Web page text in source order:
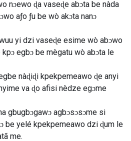
nɔewo ɖa vaseɖe abɔta be nàda
aƒo ƒu be wò akɔta nanɔ
yi dzi vaseɖe esime wò abɔwo
egbɔ be mègatu wò abɔta le
nàɖiɖi kpekpemeawo ɖe anyi
va ɖo afisi nèdze egɔme
gbugbɔgawɔ agbɔsɔsɔme si
be yelé kpekpemeawo dzi ɖum le
me.